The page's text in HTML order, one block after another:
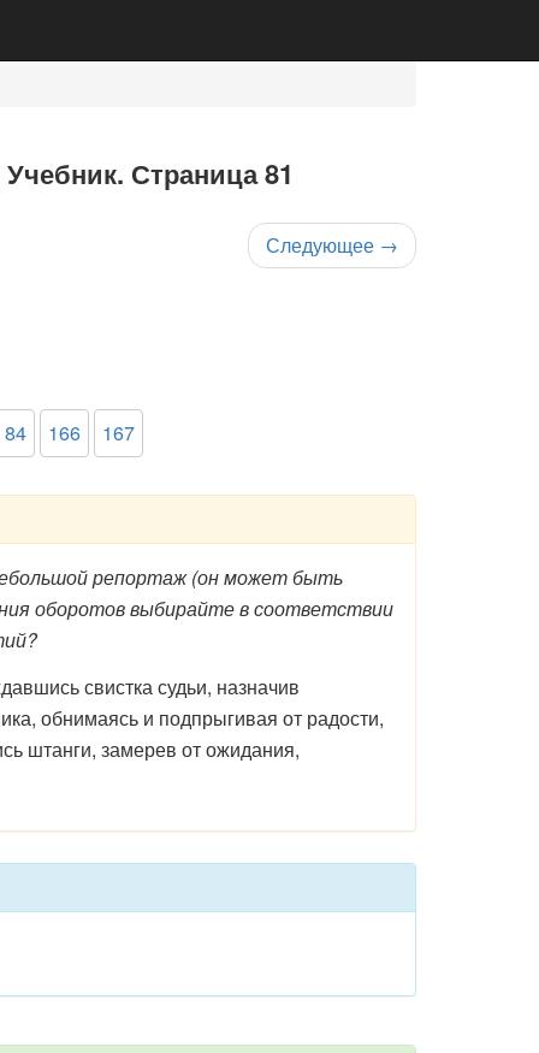
Страница 81
Следующее →
84 166 167
репортаж (он может быть
оборотов выбирайте в соответствии
свистка судьи, назначив
обнимаясь и подпрыгивая от радости,
штанги, замерев от ожидания,